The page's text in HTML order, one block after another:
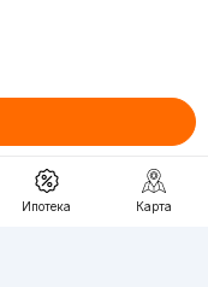
Ипотека Карта